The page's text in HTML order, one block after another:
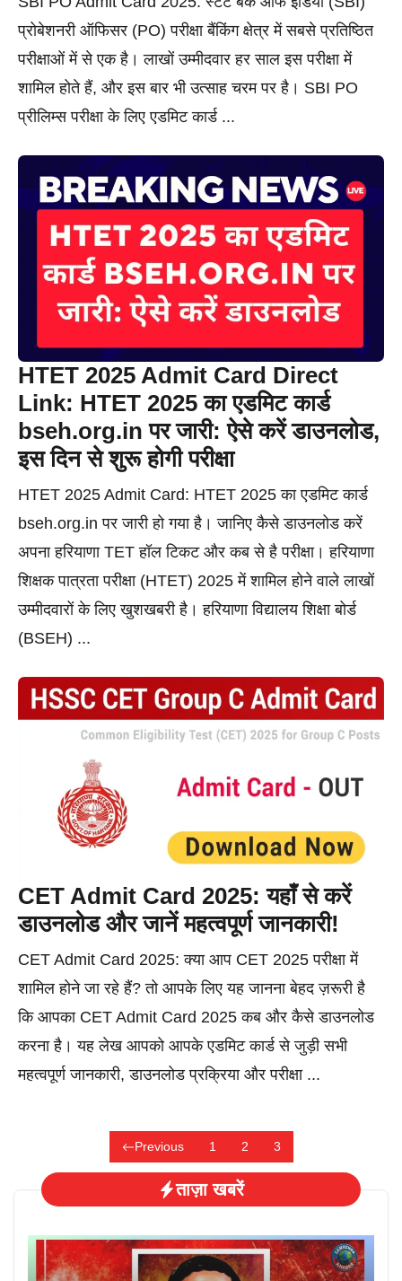
प्रोबेशनरी ऑफिसर (PO) परीक्षा बैंकिंग क्षेत्र में सबसे प्रतिष्ठित
परीक्षाओं में से एक है। लाखों उम्मीदवार हर साल इस परीक्षा में
शामिल होते हैं, और इस बार भी उत्साह चरम पर है। SBI PO
प्रीलिम्स परीक्षा के लिए एडमिट कार्ड ...
HTET 2025 Admit Card Direct
Link: HTET 2025 का एडमिट कार्ड
bseh.org.in पर जारी: ऐसे करें डाउनलोड,
इस दिन से शुरू होगी परीक्षा
HTET 2025 Admit Card: HTET 2025 का एडमिट कार्ड
bseh.org.in पर जारी हो गया है। जानिए कैसे डाउनलोड करें
अपना हरियाणा TET हॉल टिकट और कब से है परीक्षा। हरियाणा
शिक्षक पात्रता परीक्षा (HTET) 2025 में शामिल होने वाले लाखों
उम्मीदवारों के लिए खुशखबरी है। हरियाणा विद्यालय शिक्षा बोर्ड
(BSEH) ...
CET Admit Card 2025: यहाँ से करें
डाउनलोड और जानें महत्वपूर्ण जानकारी!
CET Admit Card 2025: क्या आप CET 2025 परीक्षा में
शामिल होने जा रहे हैं? तो आपके लिए यह जानना बेहद ज़रूरी है
कि आपका CET Admit Card 2025 कब और कैसे डाउनलोड
करना है। यह लेख आपको आपके एडमिट कार्ड से जुड़ी सभी
महत्वपूर्ण जानकारी, डाउनलोड प्रक्रिया और परीक्षा ...
Previous 1 2 3
ताज़ा खबरें